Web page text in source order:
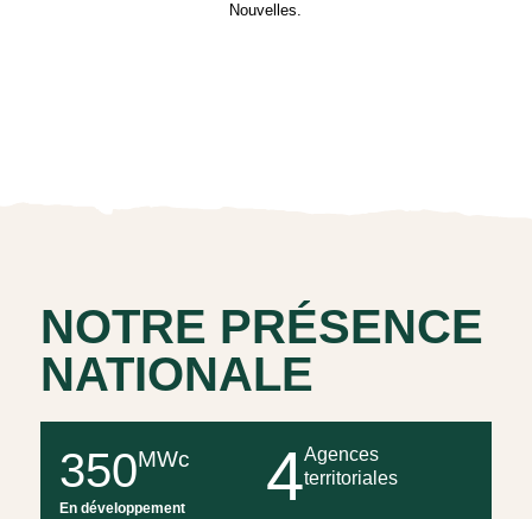
Nouvelles.
NOTRE PRÉSENCE
NATIONALE
350MWc
En développement 4Agences
territoriales